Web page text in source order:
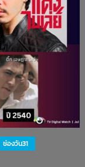
ช่องวัน31